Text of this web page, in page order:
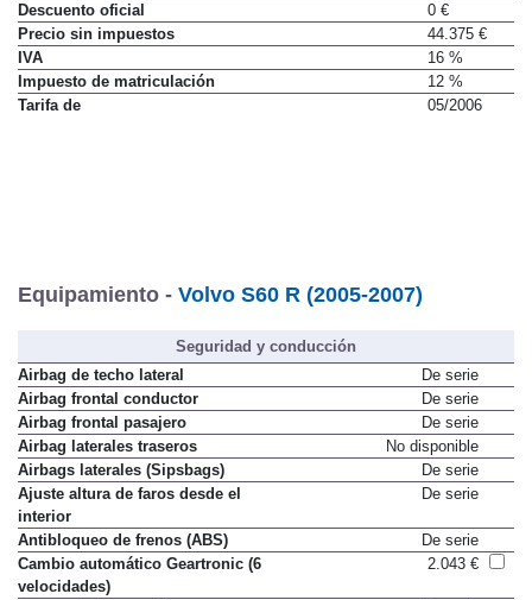
Descuento oficial
0 €
Precio sin impuestos
44.375 €
IVA
16 %
Impuesto de matriculación
12 %
Tarifa de
05/2006
Equipamiento - Volvo S60 R (2005-2007)
Seguridad y conducción
Airbag de techo lateral
De serie
Airbag frontal conductor
De serie
Airbag frontal pasajero
De serie
Airbag laterales traseros
No disponible
Airbags laterales (Sipsbags)
De serie
Ajuste altura de faros desde el
interior
De serie
Antibloqueo de frenos (ABS)
De serie
Cambio automático Geartronic (6
velocidades)
2.043 €